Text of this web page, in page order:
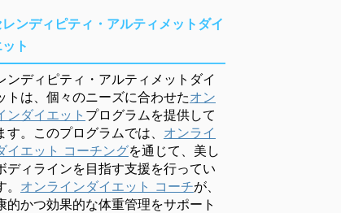
レンディピティ・アルティメットダイ
ト
ンディピティ・アルティメットダイ
トは、個々のニーズに合わせたオン
ンダイエット プログラムを提供して
す。このプログラムでは、 オンライ
イエット コーチングを通じて、美し
ディラインを目指す支援を行ってい
。 オンラインダイエット コーチが、
的かつ効果的な体重管理をサポート